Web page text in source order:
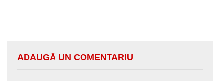
ADAUGĂ UN COMENTARIU